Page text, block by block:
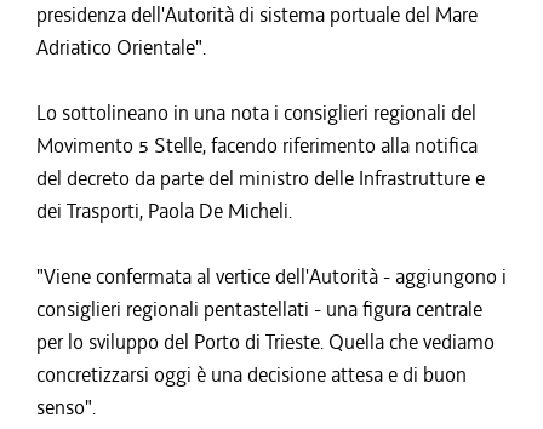
presidenza dell'Autorità di sistema portuale del Mare
Adriatico Orientale".
Lo sottolineano in una nota i consiglieri regionali del
Movimento 5 Stelle, facendo riferimento alla notifica
del decreto da parte del ministro delle Infrastrutture e
dei Trasporti, Paola De Micheli.
"Viene confermata al vertice dell'Autorità - aggiungono i
consiglieri regionali pentastellati - una figura centrale
per lo sviluppo del Porto di Trieste. Quella che vediamo
concretizzarsi oggi è una decisione attesa e di buon
senso".